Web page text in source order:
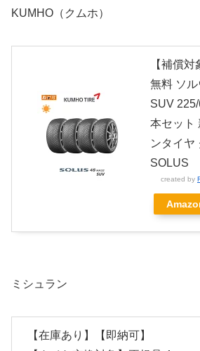
KUMHO（クムホ）
【補償
無料 ソ
SUV
本セット
ンタイヤ
SOLUS
created by
ミシュラン
【在庫あり】【即納可】